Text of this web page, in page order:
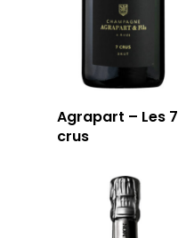
Agrapart – Les 7
crus